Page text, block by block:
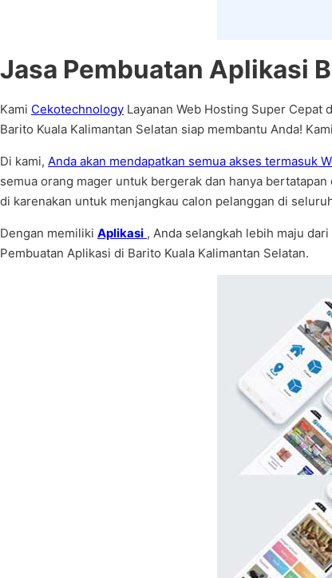
Jasa Pembuatan Aplikasi
Kami Cekotechnology Layanan Web Hosting Super Cepat
Barito Kuala Kalimantan Selatan siap membantu Anda!
Di kami, Anda akan mendapatkan semua akses termasuk
semua orang mager untuk bergerak dan hanya
di karenakan untuk menjangkau calon pelanggan di
Dengan memiliki Aplikasi , Anda selangkah lebih maju
Pembuatan Aplikasi di Barito Kuala Kalimantan Selatan.